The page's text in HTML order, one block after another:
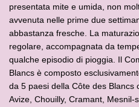
presentata mite e umida, non
avvenuta nelle prime due
abbastanza fresche. La
regolare, accompagnata da
qualche episodio di pioggia. Il
Blancs è composto
da 5 paesi della Côte des Blancs
Avize, Chouilly, Cramant,